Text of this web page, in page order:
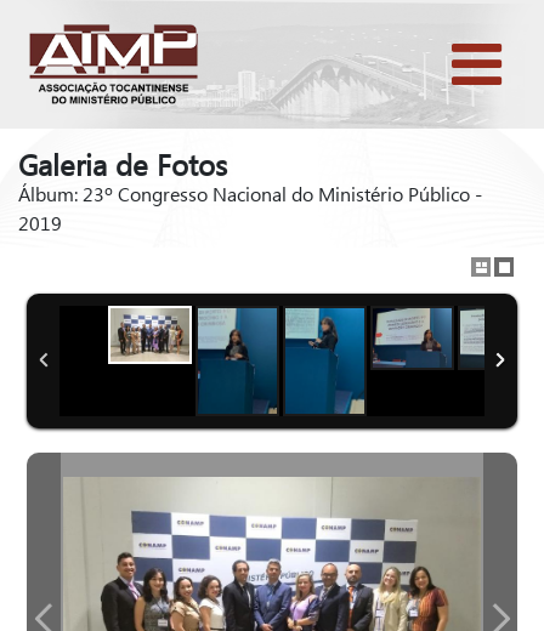
Galeria de Fotos
Álbum: 23º Congresso Nacional do Ministério Público -
2019